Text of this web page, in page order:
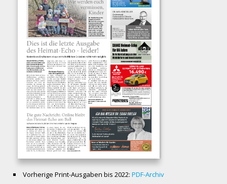
Vorherige Print-Ausgaben bis 2022: PDF-Archiv